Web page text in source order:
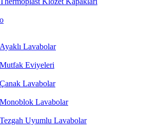
Ayaklı Lavabolar
Mutfak Eviyeleri
Çanak Lavabolar
Monoblok Lavabolar
Tezgah Uyumlu Lavabolar